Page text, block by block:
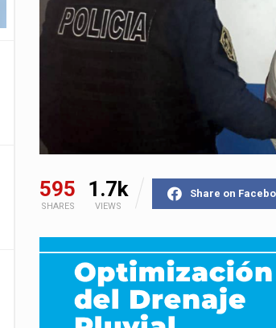
595
SHARES
1.7k
VIEWS
Share on